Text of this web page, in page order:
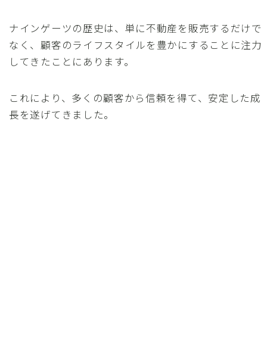
ナインゲーツの歴史は、単に不動産を販売するだけで
なく、顧客のライフスタイルを豊かにすることに注力
してきたことにあります。
これにより、多くの顧客から信頼を得て、安定した成
長を遂げてきました。